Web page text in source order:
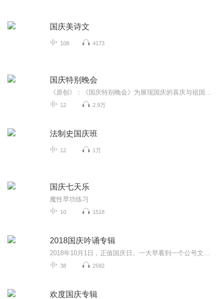
国庆美诗文
108 4173
国庆特别晚会
12 2.9万
法制史国庆班
12 1万
国庆七天乐
魔性早功练习
10 1518
2018国庆吟诵专辑
38 2592
欢度国庆专辑